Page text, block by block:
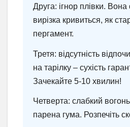
Друга: ігнор плівки. Вона
вирізка кривиться, як
пергамент.
Третя: відсутність
на тарілку – сухість
Зачекайте 5-10 хвилин!
Четверта: слабкий
парена гума. Розпечіть